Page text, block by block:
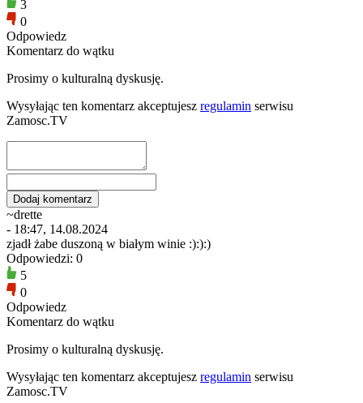
3
0
Odpowiedz
Komentarz do wątku
Prosimy o kulturalną dyskusję.
Wysyłając ten komentarz akceptujesz regulamin serwisu
Zamosc.TV
~drette
- 18:47, 14.08.2024
zjadł żabe duszoną w białym winie :):):)
Odpowiedzi: 0
5
0
Odpowiedz
Komentarz do wątku
Prosimy o kulturalną dyskusję.
Wysyłając ten komentarz akceptujesz regulamin serwisu
Zamosc.TV